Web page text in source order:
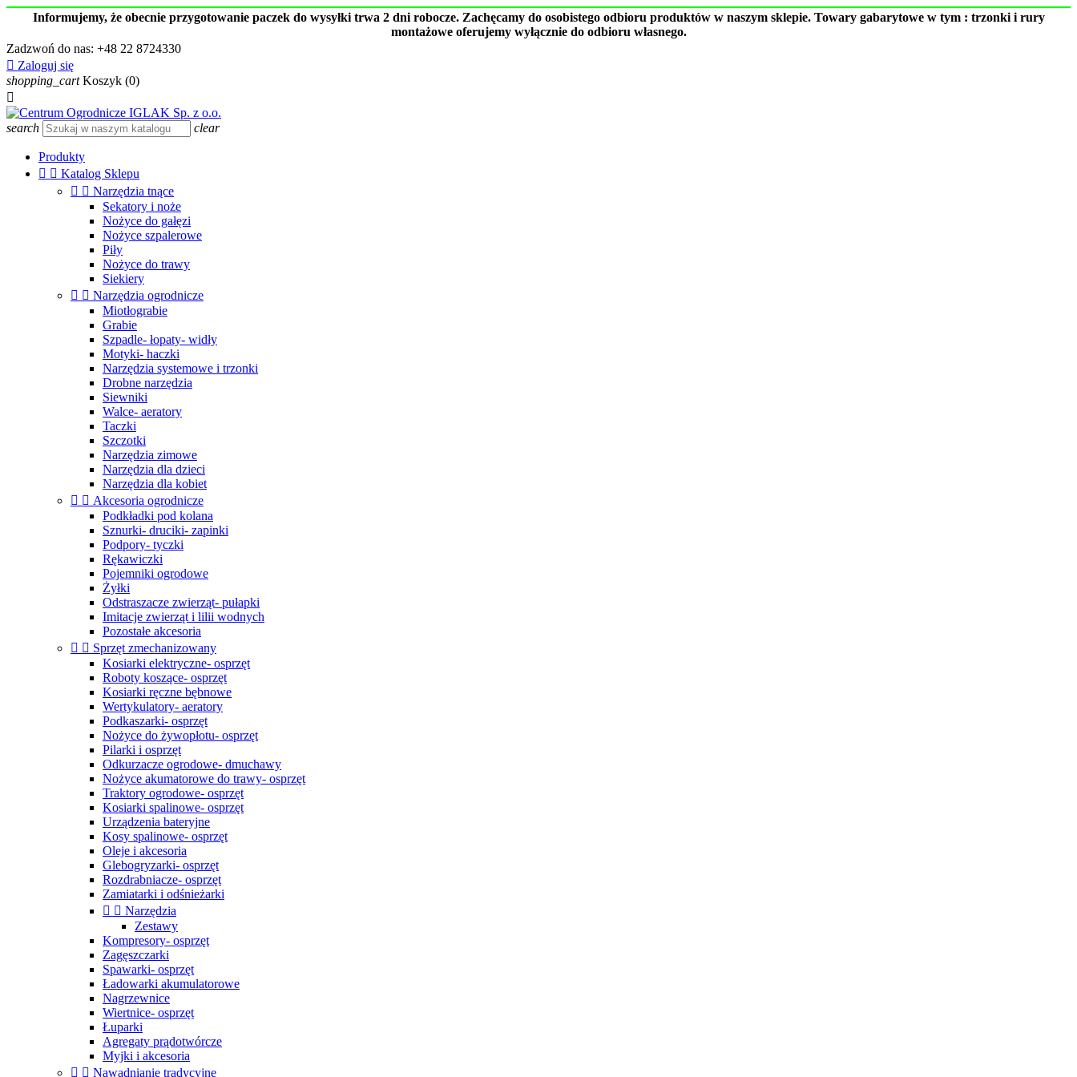
Informujemy, że obecnie przygotowanie paczek do wysyłki trwa 2 dni robocze. Zachęcamy do osobistego odbioru produktów w naszym sklepie. Towary gabarytowe w tym : trzonki i rury
montażowe oferujemy wyłącznie do odbioru własnego.
Zadzwoń do nas: +48 22 8724330
 Zaloguj się
shopping_cart Koszyk (0)

search clear
Produkty
  Katalog Sklepu
  Narzędzia tnące
Sekatory i noże
Nożyce do gałęzi
Nożyce szpalerowe
Piły
Nożyce do trawy
Siekiery
  Narzędzia ogrodnicze
Miotłograbie
Grabie
Szpadle- łopaty- widły
Motyki- haczki
Narzędzia systemowe i trzonki
Drobne narzędzia
Siewniki
Walce- aeratory
Taczki
Szczotki
Narzędzia zimowe
Narzędzia dla dzieci
Narzędzia dla kobiet
  Akcesoria ogrodnicze
Podkładki pod kolana
Sznurki- druciki- zapinki
Podpory- tyczki
Rękawiczki
Pojemniki ogrodowe
Żyłki
Odstraszacze zwierząt- pułapki
Imitacje zwierząt i lilii wodnych
Pozostałe akcesoria
  Sprzęt zmechanizowany
Kosiarki elektryczne- osprzęt
Roboty koszące- osprzęt
Kosiarki ręczne bębnowe
Wertykulatory- aeratory
Podkaszarki- osprzęt
Nożyce do żywopłotu- osprzęt
Pilarki i osprzęt
Odkurzacze ogrodowe- dmuchawy
Nożyce akumatorowe do trawy- osprzęt
Traktory ogrodowe- osprzęt
Kosiarki spalinowe- osprzęt
Urządzenia bateryjne
Kosy spalinowe- osprzęt
Oleje i akcesoria
Glebogryzarki- osprzęt
Rozdrabniacze- osprzęt
Zamiatarki i odśnieżarki
  Narzędzia
Zestawy
Kompresory- osprzęt
Zagęszczarki
Spawarki- osprzęt
Ładowarki akumulatorowe
Nagrzewnice
Wiertnice- osprzęt
Łuparki
Agregaty prądotwórcze
Myjki i akcesoria
  Nawadnianie tradycyjne